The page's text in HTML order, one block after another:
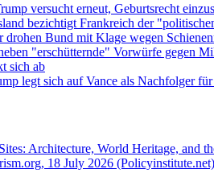
versucht erneut, Geburtsrecht
bezichtigt Frankreich der
drohen Bund mit Klage wegen
"erschütternde" Vorwürfe gegen
sich ab
legt sich auf Vance als Nachfolger
Architecture, World Heritage, and
18 July 2026 (Policyinstitute.net)